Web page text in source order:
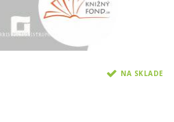
NA SKLADE